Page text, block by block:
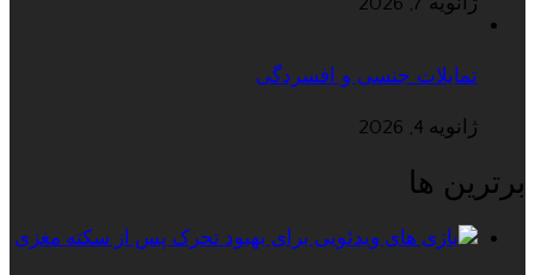
تمایلات جنسی و افسردگی
ژانویه 4, 2026
برترین ها